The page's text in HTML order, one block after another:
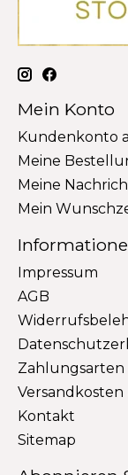
Mein Konto
Kundenkonto
Meine
Meine
Mein
Impressum
AGB
Zahlungsarten
Kontakt
Sitemap